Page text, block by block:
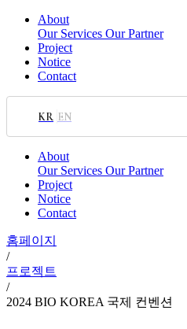
About
Our Services Our Partner
Project
Notice
Contact
KR EN
About
Our Services Our Partner
Project
Notice
Contact
홈페이지
/
프로젝트
/
2024 BIO KOREA 국제 컨벤션